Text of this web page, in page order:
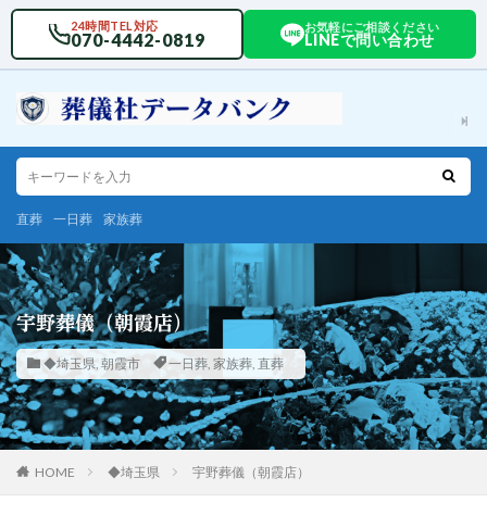
24時間TEL対応
070-4442-0819
お気軽にご相談ください
LINEで問い合わせ
直葬 一日葬 家族葬
宇野葬儀（朝霞店）
◆埼玉県, 朝霞市 一日葬, 家族葬, 直葬
HOME ◆埼玉県 宇野葬儀（朝霞店）